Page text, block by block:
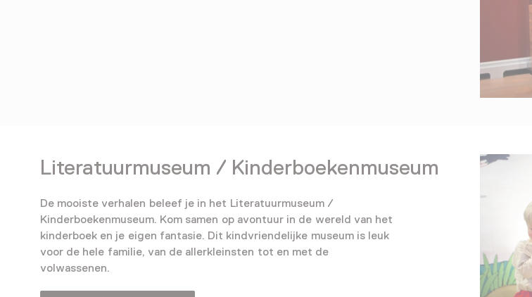
Literatuurmuseum / Kinderboekenmuseum
De mooiste verhalen beleef je in het Literatuurmuseum /
Kinderboekenmuseum. Kom samen op avontuur in de wereld van het
kinderboek en je eigen fantasie. Dit kindvriendelijke museum is leuk
voor de hele familie, van de allerkleinsten tot en met de
volwassenen.